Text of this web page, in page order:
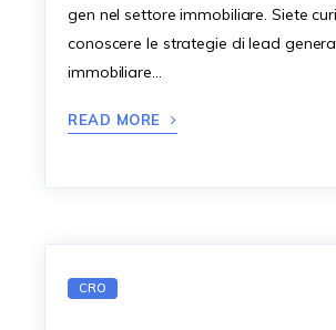
gen nel settore immobiliare. Siete
conoscere le strategie di lead
immobiliare…
READ MORE
CRO